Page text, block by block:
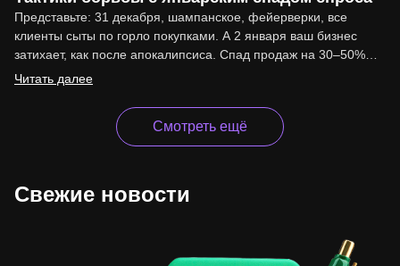
Представьте: 31 декабря, шампанское, фейерверки, все
клиенты сыты по горло покупками. А 2 января ваш бизнес
затихает, как после апокалипсиса. Спад продаж на 30–50%…
Читать далее
Смотреть ещё
Свежие новости